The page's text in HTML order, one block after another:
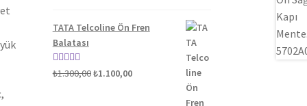
TATA Telcoline Ön Fren
Balatası
5 üzerinden
₺1.300,00Orijinal
₺1.100,00Şu